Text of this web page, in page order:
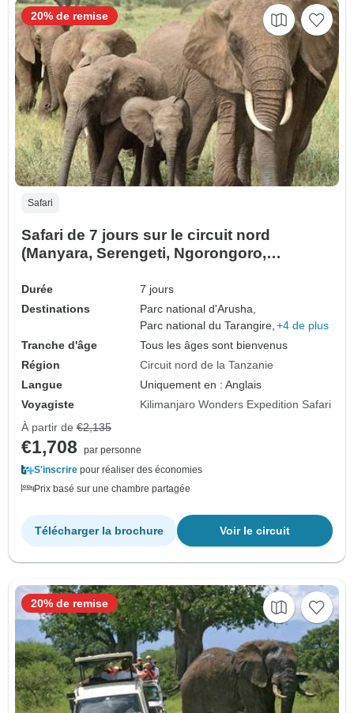
Safari
Safari de 7 jours sur le circuit nord
(Manyara, Serengeti, Ngorongoro,
Durée
7 jours
Destinations
Parc national d'Arusha,
Parc national du Tarangire, +4 de plus
Tranche d'âge
Tous les âges sont bienvenus
Région
Circuit nord de la Tanzanie
Langue
Uniquement en : Anglais
Voyagiste
Kilimanjaro Wonders Expedition Safari
20% de remise
À partir de €2,135
€1,708
par personne
S'inscrire pour réaliser des économies
Prix basé sur une chambre partagée
Voir le circuit
Télécharger la brochure
20% de remise